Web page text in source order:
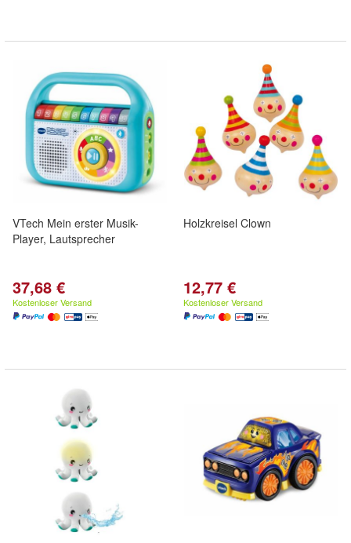
VTech Mein erster Musik-
Player, Lautsprecher
37,68 €
Kostenloser Versand
Holzkreisel Clown
12,77 €
Kostenloser Versand